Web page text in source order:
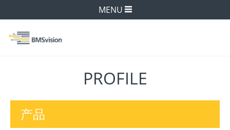
MENU
PROFILE
产品